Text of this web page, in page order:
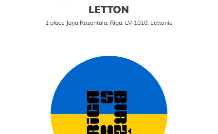
LETTON
1 place Jaņa Rozentāla, Riga, LV-1010, Lettonie